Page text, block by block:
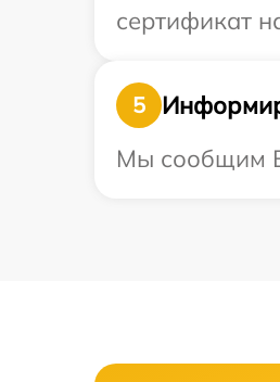
сертификат
5
Мы сообщим